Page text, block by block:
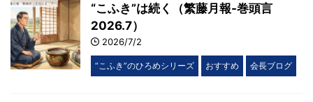
“こふき”は続く（繁藤月報-巻頭言
2026.7）
2026/7/2
“こふき”のひろめシリーズ おすすめ 会長ブログ